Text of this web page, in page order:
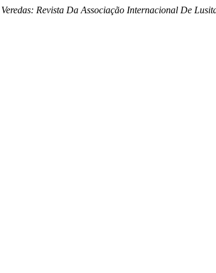
Veredas: Revista Da Associação Internacional De